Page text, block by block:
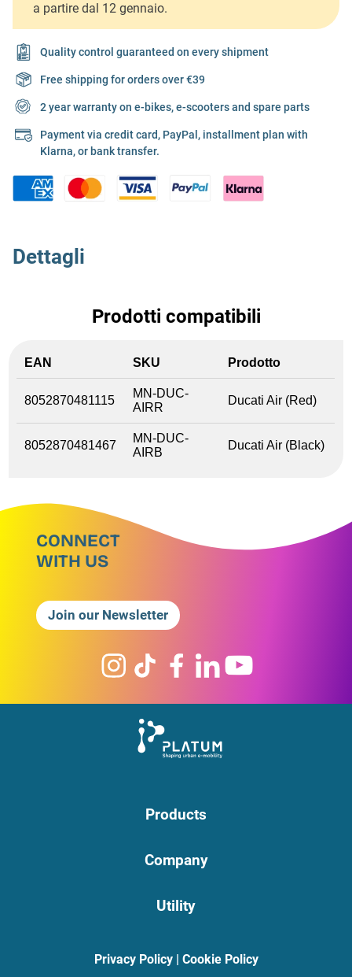
a partire dal 12 gennaio.
Quality control guaranteed on every shipment
Free shipping for orders over €39
2 year warranty on e-bikes, e-scooters and spare parts
Payment via credit card, PayPal, installment plan with
Klarna, or bank transfer.
Dettagli
Prodotti compatibili
EAN SKU Prodotto
8052870481115
MN-DUC-
AIRR
Ducati Air (Red)
8052870481467
MN-DUC-
AIRB
Ducati Air (Black)
CONNECT
WITH US
Join our Newsletter
Products
Company
Utility
Privacy Policy| Cookie Policy